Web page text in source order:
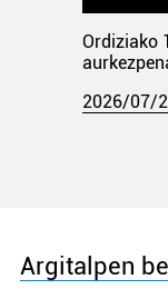
Ordiziako
2026/07/
Argitalpen